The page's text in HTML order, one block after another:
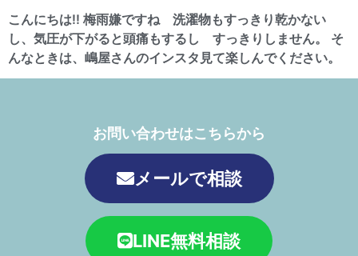
こんにちは!! 梅雨嫌ですね 洗濯物もすっきり乾かない
し、気圧が下がると頭痛もするし すっきりしません。 そ
んなときは、嶋屋さんのインスタ見て楽しんでください。
お問い合わせはこちらから
メールで相談
LINE無料相談